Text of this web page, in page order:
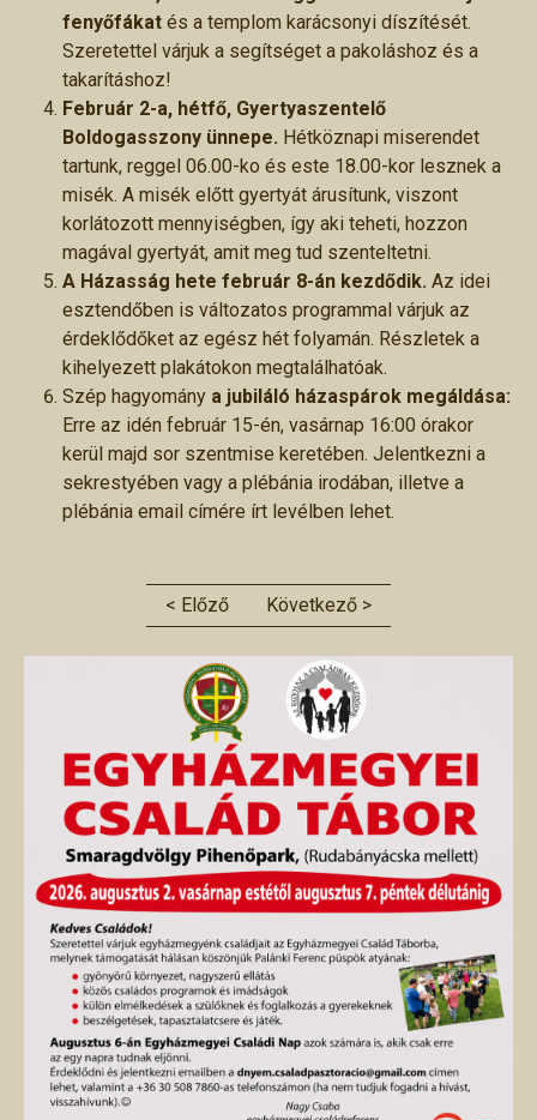
fenyőfákat és a templom karácsonyi díszítését.
Szeretettel várjuk a segítséget a pakoláshoz és a
takarításhoz!
Február 2-a, hétfő, Gyertyaszentelő
Boldogasszony ünnepe. Hétköznapi miserendet
tartunk, reggel 06.00-ko és este 18.00-kor lesznek a
misék. A misék előtt gyertyát árusítunk, viszont
korlátozott mennyiségben, így aki teheti, hozzon
magával gyertyát, amit meg tud szenteltetni.
A Házasság hete február 8-án kezdődik. Az idei
esztendőben is változatos programmal várjuk az
érdeklődőket az egész hét folyamán. Részletek a
kihelyezett plakátokon megtalálhatóak.
Szép hagyomány a jubiláló házaspárok megáldása:
Erre az idén február 15-én, vasárnap 16:00 órakor
kerül majd sor szentmise keretében. Jelentkezni a
sekrestyében vagy a plébánia irodában, illetve a
plébánia email címére írt levélben lehet.
< Előző Következő >